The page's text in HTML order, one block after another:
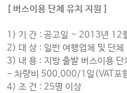
[ 버스이용 단체 유치 지원 ]
1) 기 간 : 공고일 ~ 2013년 12
2) 대 상 : 일반 여행업체 및 단체
3) 내 용 : 지방 출발 버스이용
- 차량비 500,000/1일(VAT포
4) 조 건 : 25명 이상